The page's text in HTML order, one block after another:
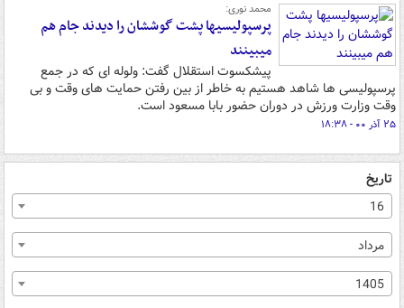
محمد نوری:
پرسپولیسی‎ها پشت گوش‎شان را دیدند جام هم
می‎بینند
پیشکسوت استقلال گفت: ولوله ای که در جمع
پرسپولیسی ها شاهد هستیم به خاطر از بین رفتن حمایت های وقت و بی
وقت وزارت ورزش در دوران حضور بابا مسعود است.
۲۵ آذر ۰۰ - ۱۸:۳۸
تاریخ
16
مرداد
1405